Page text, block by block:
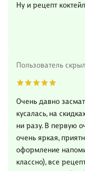
Ну и рецепт
Пользователь
Очень давно
кусалась, на
ни разу. В первую
очень яркая,
оформление
классно), все